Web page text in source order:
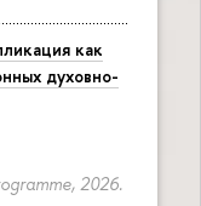
как
духовно-
2026.